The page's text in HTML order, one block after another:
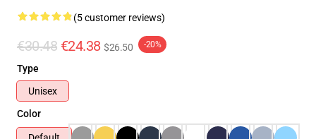
(5 customer reviews)
€30.48 €24.38 $26.50 -20%
Type
Unisex
Color